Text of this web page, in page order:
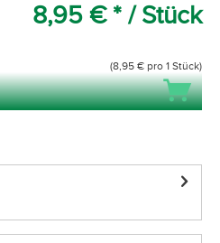
8,95 € * / Stück
(8,95 € pro 1 Stück)